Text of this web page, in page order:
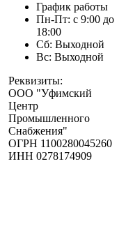
График работы
Пн-Пт: с 9:00 до
18:00
Сб: Выходной
Вс: Выходной
Реквизиты:
ООО "Уфимский
Центр
Промышленного
Снабжения"
ОГРН 1100280045260
ИНН 0278174909